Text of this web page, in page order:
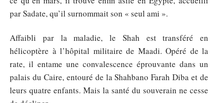
par Sadate, qu’il surnommait son « seul ami ».
Affaibli par la maladie, le Shah est transféré en
hélicoptère à l’hôpital militaire de Maadi. Opéré de la
rate, il entame une convalescence éprouvante dans un
palais du Caire, entouré de la Shahbano Farah Diba et de
leurs quatre enfants. Mais la santé du souverain ne cesse